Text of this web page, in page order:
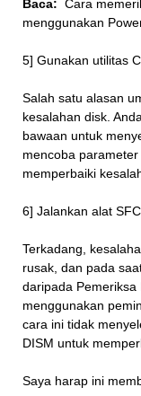
Baca: Cara
menggunakan
5] Gunakan utilitas
Salah satu alasan
kesalahan disk.
bawaan untuk
mencoba
memperbaiki
6] Jalankan alat
Terkadang,
rusak, dan pada
daripada Pemeriksa
menggunakan
cara ini tidak
DISM untuk
Saya harap ini